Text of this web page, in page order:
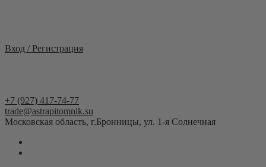
Вход / Регистрация
+7 (927) 417-74-77
trade@astrapitomnik.su
Московская область, г.Бронницы, ул. 1-я Солнечная